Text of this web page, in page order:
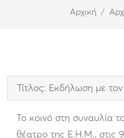
Αρχική
Τίτλος: Εκδήλωση με
Το κοινό στη συναυλία
θέατρο της Ε.Η.Μ., στις 9